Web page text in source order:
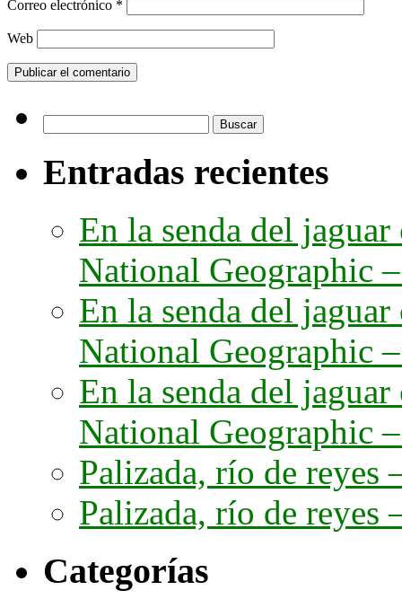
Correo electrónico *
Web
Entradas recientes
En la senda del
National Geographic
En la senda del
National Geographic
En la senda del
National Geographic
Palizada, río de reyes
Palizada, río de reyes
Categorías